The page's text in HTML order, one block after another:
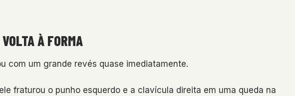
À FORMA
com um grande revés quase imediatamente.
fraturou o punho esquerdo e a clavícula direita em uma queda na